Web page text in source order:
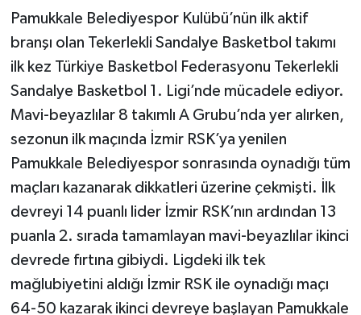
Pamukkale Belediyespor Kulübü’nün ilk aktif
branşı olan Tekerlekli Sandalye Basketbol takımı
ilk kez Türkiye Basketbol Federasyonu Tekerlekli
Sandalye Basketbol 1. Ligi’nde mücadele ediyor.
Mavi-beyazlılar 8 takımlı A Grubu’nda yer alırken,
sezonun ilk maçında İzmir RSK’ya yenilen
Pamukkale Belediyespor sonrasında oynadığı tüm
maçları kazanarak dikkatleri üzerine çekmişti. İlk
devreyi 14 puanlı lider İzmir RSK’nın ardından 13
puanla 2. sırada tamamlayan mavi-beyazlılar ikinci
devrede fırtına gibiydi. Ligdeki ilk tek
mağlubiyetini aldığı İzmir RSK ile oynadığı maçı
64-50 kazarak ikinci devreye başlayan Pamukkale